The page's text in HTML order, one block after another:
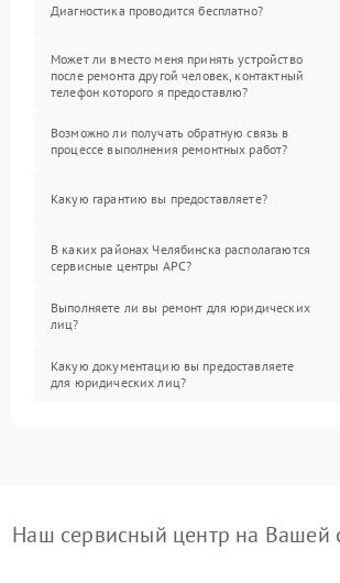
Диагностика проводится бесплатно?
Может ли вместо меня принять устройство
после ремонта другой человек, контактный
телефон которого я предоставлю?
Возможно ли получать обратную связь в
процессе выполнения ремонтных работ?
Какую гарантию вы предоставляете?
В каких районах Челябинска располагаются
сервисные центры APC?
Выполняете ли вы ремонт для юридических
лиц?
Какую документацию вы предоставляете
для юридических лиц?
Наш сервисный центр на Вашей